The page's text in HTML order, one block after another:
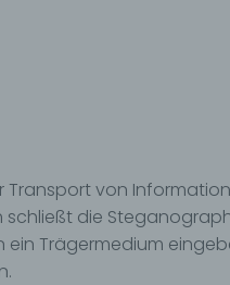
von
die
Trägermedium
Daten verwendet
eine natürliche
bezüglich